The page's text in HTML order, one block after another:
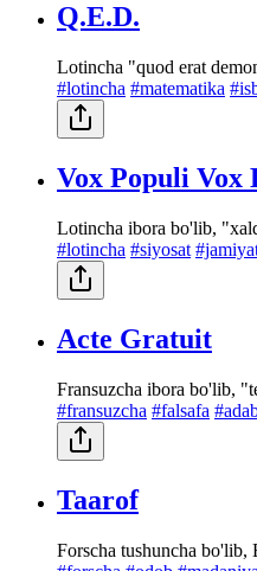
Q.E.D.
Lotincha "quod erat
#lotincha #matematika
Vox Populi Vox
Lotincha ibora bo'lib,
#lotincha #siyosat
Acte Gratuit
Fransuzcha ibora bo'lib,
#fransuzcha #falsafa
Taarof
Forscha tushuncha